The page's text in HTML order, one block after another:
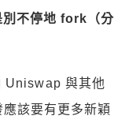
別不停地 fork（分
Uniswap 與其他
該要有更多新穎